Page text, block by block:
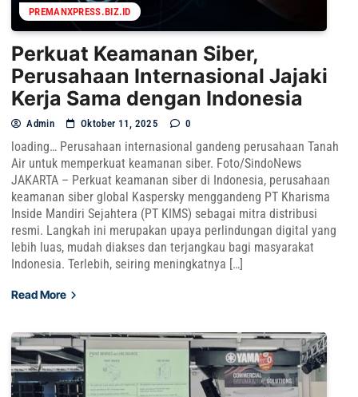
PREMANXPRESS.BIZ.ID
Perkuat Keamanan Siber,
Perusahaan Internasional Jajaki
Kerja Sama dengan Indonesia
Admin Oktober 11, 2025 0
loading… Perusahaan internasional gandeng perusahaan Tanah
Air untuk memperkuat keamanan siber. Foto/SindoNews
JAKARTA – Perkuat keamanan siber di Indonesia, perusahaan
keamanan siber global Kaspersky menggandeng PT Kharisma
Inside Mandiri Sejahtera (PT KIMS) sebagai mitra distribusi
resmi. Langkah ini merupakan upaya perlindungan digital yang
lebih luas, mudah diakses dan terjangkau bagi masyarakat
Indonesia. Terlebih, seiring meningkatnya […]
Read More